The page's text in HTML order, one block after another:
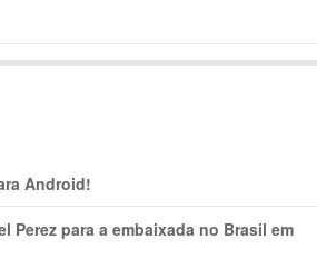
Android!
Perez para a embaixada no Brasil em